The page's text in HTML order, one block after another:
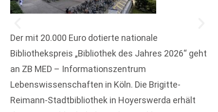
Der mit 20.000 Euro dotierte nationale
Bibliothekspreis „Bibliothek des Jahres 2026“ geht
an ZB MED – Informationszentrum
Lebenswissenschaften in Köln. Die Brigitte-
Reimann-Stadtbibliothek in Hoyerswerda erhält